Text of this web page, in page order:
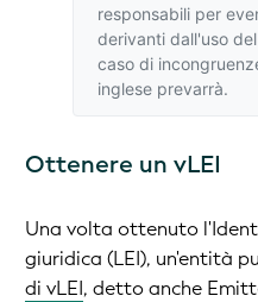
responsabili per
derivanti dall'uso
caso di
inglese prevarrà.
Ottenere un vLEI
Una volta ottenuto
giuridica (LEI), un'entità
di vLEI, detto anche